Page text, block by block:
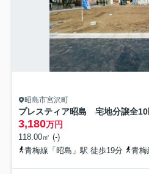
昭島市宮沢町
3,180万円
118.00㎡ (-)
青梅線「昭島」駅 徒歩19分
青梅